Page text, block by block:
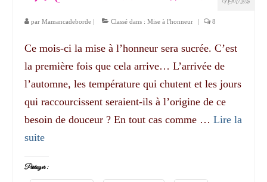
NOV 2016
par Mamancadeborde | Classé dans : Mise à l'honneur | 8
Ce mois-ci la mise à l’honneur sera sucrée. C’est
la première fois que cela arrive… L’arrivée de
l’automne, les température qui chutent et les jours
qui raccourcissent seraient-ils à l’origine de ce
besoin de douceur ? En tout cas comme … Lire la
suite­­
Partager :